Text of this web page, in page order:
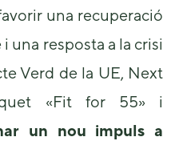
una recuperació
una resposta a la crisi
Verd de la UE, Next
«Fit for 55» i
un nou impuls a